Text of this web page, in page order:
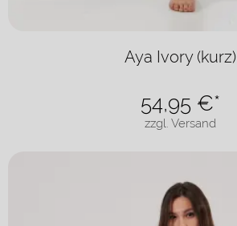
Aya Ivory (kurz)
zzgl. Versand
54,95 €*